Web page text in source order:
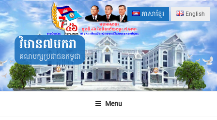
Skip
to
content
ភាសាខ្មែរ English
វិមាន៧មករា
គណបក្សប្រជាជនកម្ពុជា
Menu